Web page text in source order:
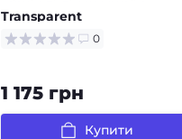
Transparent
0
1 175 грн
Купити